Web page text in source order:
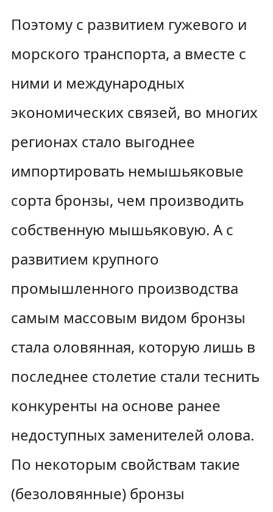
Поэтому с развитием гужевого и
морского транспорта, а вместе с
ними и международных
экономических связей, во многих
регионах стало выгоднее
импортировать немышьяковые
сорта бронзы, чем производить
собственную мышьяковую. А с
развитием крупного
промышленного производства
самым массовым видом бронзы
стала оловянная, которую лишь в
последнее столетие стали теснить
конкуренты на основе ранее
недоступных заменителей олова.
По некоторым свойствам такие
(безоловянные) бронзы